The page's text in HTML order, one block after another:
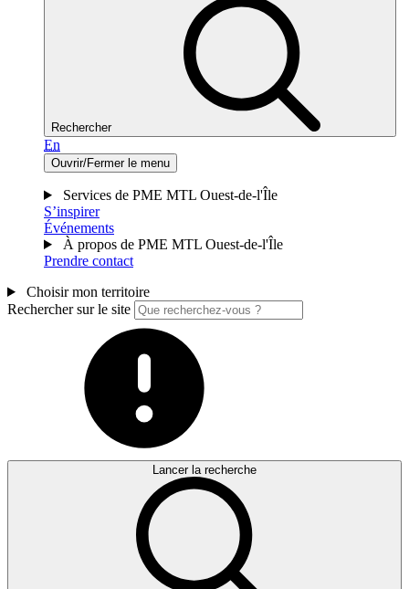
Rechercher
En
Ouvrir/Fermer le menu
Services de PME MTL Ouest-de-l'Île
S’inspirer
Événements
À propos de PME MTL Ouest-de-l'Île
Prendre contact
Choisir mon territoire
Rechercher sur le site
Lancer la recherche